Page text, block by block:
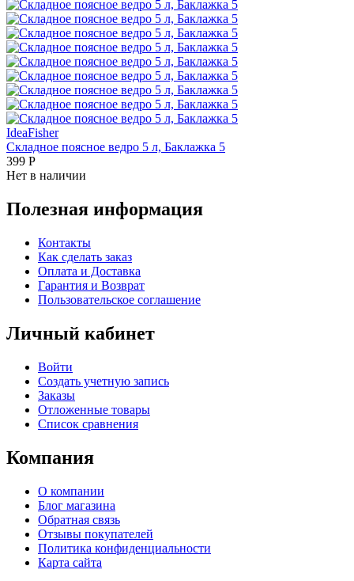
IdeaFisher
Складное поясное ведро 5 л, Баклажка 5
399 Р
Нет в наличии
Полезная информация
Контакты
Как сделать заказ
Оплата и Доставка
Гарантия и Возврат
Пользовательское соглашение
Личный кабинет
Войти
Создать учетную запись
Заказы
Отложенные товары
Список сравнения
Компания
О компании
Блог магазина
Обратная связь
Отзывы покупателей
Политика конфиденциальности
Карта сайта